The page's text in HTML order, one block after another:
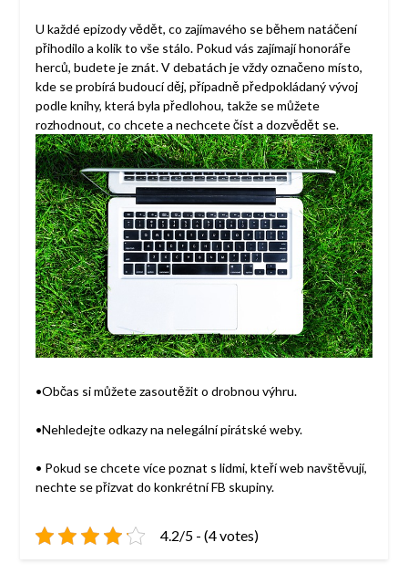
U každé epizody vědět, co zajímavého se během natáčení
přihodilo a kolik to vše stálo. Pokud vás zajímají honoráře
herců, budete je znát. V debatách je vždy označeno místo,
kde se probírá budoucí děj, případně předpokládaný vývoj
podle knihy, která byla předlohou, takže se můžete
rozhodnout, co chcete a nechcete číst a dozvědět se.
•Občas si můžete zasoutěžit o drobnou výhru.
•Nehledejte odkazy na nelegální pirátské weby.
• Pokud se chcete více poznat s lidmi, kteří web navštěvují,
nechte se přizvat do konkrétní FB skupiny.
4.2/5 - (4 votes)